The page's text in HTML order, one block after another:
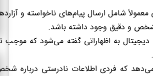
معمولاً شامل ارسال پیام‌های ناخواسته و
و دقیق وجود داشته باشد.
به اظهاراتی گفته می‌شود که موجب
می‌دهد که فردی اطلاعات نادرستی درباره